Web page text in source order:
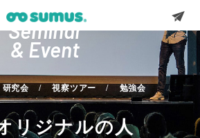
Seminar
& Event
研究会 視察ツアー 勉強会
リジナルの人